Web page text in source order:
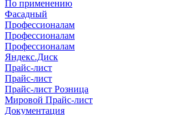
По применению
Фасадный
Профессионалам
Профессионалам
Профессионалам
Яндекс.Диск
Прайс-лист
Прайс-лист
Прайс-лист Розница
Мировой Прайс-лист
Документация